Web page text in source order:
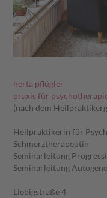
herta pflügler
praxis für
(nach dem
Heilpraktikerin für
Schmerztherapeutin
Seminarleitung
Seminarleitung
Liebigstraße 4